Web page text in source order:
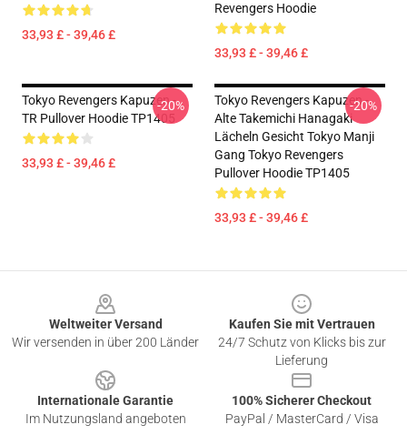
33,93 £ - 39,46 £
Revengers Hoodie
33,93 £ - 39,46 £
Tokyo Revengers Kapuzen -
TR Pullover Hoodie TP1405
33,93 £ - 39,46 £
-20%
Tokyo Revengers Kapuzen -
Alte Takemichi Hanagaki
Lächeln Gesicht Tokyo Manji
Gang Tokyo Revengers
Pullover Hoodie TP1405
33,93 £ - 39,46 £
-20%
Weltweiter Versand
Wir versenden in über 200 Länder
Kaufen Sie mit Vertrauen
24/7 Schutz von Klicks bis zur
Lieferung
Internationale Garantie
Im Nutzungsland angeboten
100% Sicherer Checkout
PayPal / MasterCard / Visa